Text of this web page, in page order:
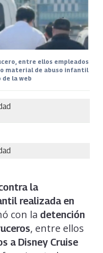
entre ellos empleados
material de abuso infantil
la web
la
realizada en
con la detención
, entre ellos
a Disney Cruise